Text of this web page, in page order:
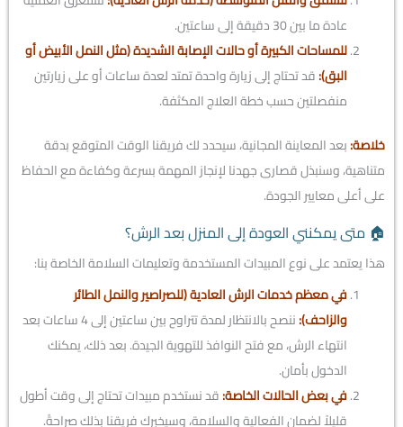
عادة ما بين 30 دقيقة إلى ساعتين.
للمساحات الكبيرة أو حالات الإصابة الشديدة (مثل النمل الأبيض أو
البق):قد تحتاج إلى زيارة واحدة تمتد لعدة ساعات أو على زيارتين
منفصلتين حسب خطة العلاج المكثفة.
خلاصة:بعد المعاينة المجانية، سيحدد لك فريقنا الوقت المتوقع بدقة
متناهية، وسنبذل قصارى جهدنا لإنجاز المهمة بسرعة وكفاءة مع الحفاظ
على أعلى معايير الجودة.
🏠 متى يمكنني العودة إلى المنزل بعد الرش؟
هذا يعتمد على نوع المبيدات المستخدمة وتعليمات السلامة الخاصة بنا:
في معظم خدمات الرش العادية (للصراصير والنمل الطائر
والزاحف):
ننصح بالانتظار لمدة تتراوح بين ساعتين إلى 4 ساعات بعد
انتهاء الرش، مع فتح النوافذ للتهوية الجيدة. بعد ذلك، يمكنك
الدخول بأمان.
في بعض الحالات الخاصة:قد نستخدم مبيدات تحتاج إلى وقت أطول
قليلاً لضمان الفعالية والسلامة، وسيخبرك فريقنا بذلك صراحةً.